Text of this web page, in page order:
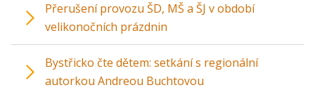
Přerušení provozu ŠD, MŠ a ŠJ v období
velikonočních prázdnin
Bystřicko čte dětem: setkání s regionální
autorkou Andreou Buchtovou